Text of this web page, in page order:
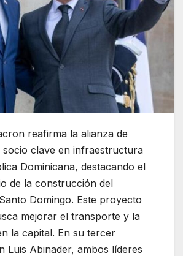
reafirma la alianza de
socio clave en infraestructura
Dominicana, destacando el
de la construcción del
Domingo. Este proyecto
mejorar el transporte y la
la capital. En su tercer
Luis Abinader, ambos líderes